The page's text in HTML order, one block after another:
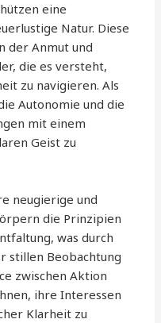
eine
Natur. Diese
der Anmut und
die es versteht,
zu navigieren. Als
Autonomie und die
mit einem
Geist zu
neugierige und
die Prinzipien
was durch
stillen Beobachtung
zwischen Aktion
ihre Interessen
Klarheit zu